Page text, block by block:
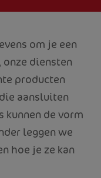
om je een
diensten
producten
aansluiten
kunnen de vorm
leggen we
hoe je ze kan